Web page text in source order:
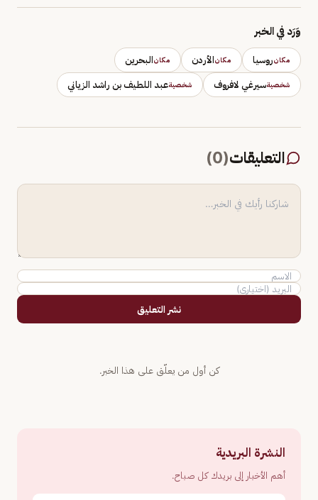
وَرَد في الخبر
مكانروسيا مكانالأردن مكانالبحرين
شخصيةسيرغي لافروف شخصيةعبد اللطيف بن راشد الزياني
التعليقات(
0
)
نشر التعليق
كن أول من يعلّق على هذا الخبر.
النشرة البريدية
أهم الأخبار إلى بريدك كل صباح.